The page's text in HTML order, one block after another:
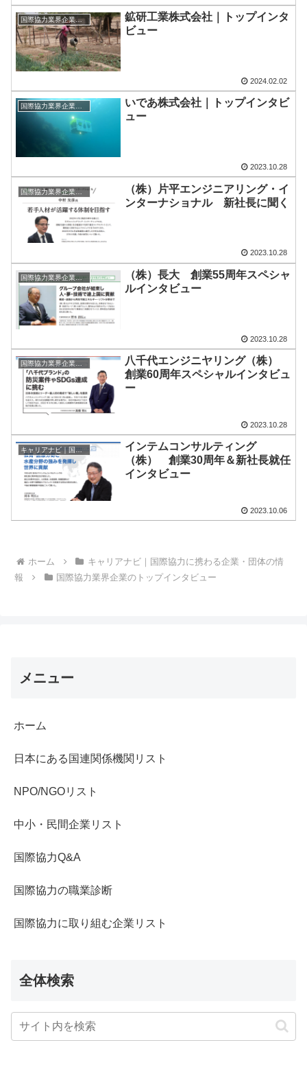
国際協力業界企業のトップインタビュー
鉱研工業株式会社｜トップインタ
ビュー
2024.02.02
国際協力業界企業のトップインタビュー
いであ株式会社｜トップインタビ
ュー
2023.10.28
国際協力業界企業のトップインタビュー
（株）片平エンジニアリング・イ
ンターナショナル 新社長に聞く
2023.10.28
国際協力業界企業のトップインタビュー
（株）長大 創業55周年スペシャ
ルインタビュー
2023.10.28
国際協力業界企業のトップインタビュー
八千代エンジニヤリング（株）
創業60周年スペシャルインタビュ
ー
2023.10.28
キャリアナビ｜国際協力に携わる企業・団体の情報
インテムコンサルティング
（株） 創業30周年＆新社長就任
インタビュー
2023.10.06
ホーム
キャリアナビ｜国際協力に携わる企業・団体の情
報
国際協力業界企業のトップインタビュー
メニュー
ホーム
日本にある国連関係機関リスト
NPO/NGOリスト
中小・民間企業リスト
国際協力Q&A
国際協力の職業診断
国際協力に取り組む企業リスト
全体検索